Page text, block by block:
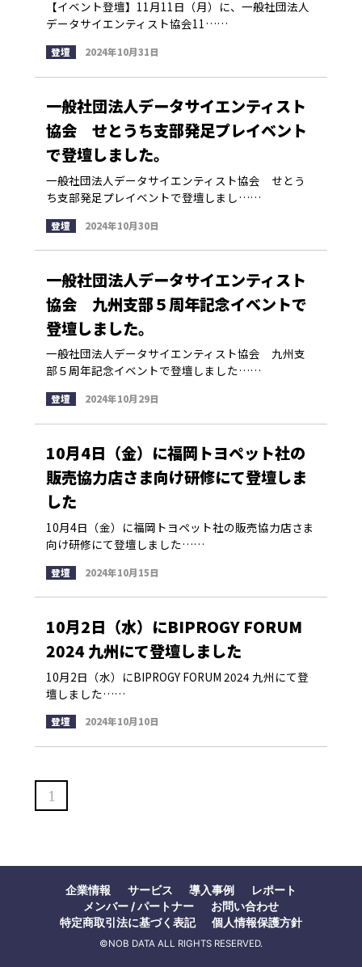
【イベント登壇】11月11日（月）に、一般社団法人
データサイエンティスト協会11……
登壇 2024年10月31日
一般社団法人データサイエンティスト
協会 せとうち支部発足プレイベント
で登壇しました。
一般社団法人データサイエンティスト協会 せとう
ち支部発足プレイベントで登壇しまし……
登壇 2024年10月30日
一般社団法人データサイエンティスト
協会 九州支部５周年記念イベントで
登壇しました。
一般社団法人データサイエンティスト協会 九州支
部５周年記念イベントで登壇しました……
登壇 2024年10月29日
10月4日（金）に福岡トヨペット社の
販売協力店さま向け研修にて登壇しま
した
10月4日（金）に福岡トヨペット社の販売協力店さま
向け研修にて登壇しました……
登壇 2024年10月15日
10月2日（水）にBIPROGY FORUM
2024 九州にて登壇しました
10月2日（水）にBIPROGY FORUM 2024 九州にて登
壇しました……
登壇 2024年10月10日
1
企業情報 サービス 導入事例
レポート
メンバー / パートナー
お問い合わせ
特定商取引法に基づく表記
個人情報保護方針
©NOB DATA ALL RIGHTS RESERVED.